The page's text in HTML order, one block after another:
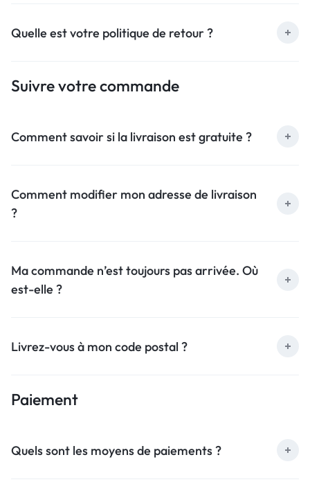
Quelle est votre politique de retour ?
Suivre votre commande
Comment savoir si la livraison est gratuite ?
Comment modifier mon adresse de livraison
?
Ma commande n’est toujours pas arrivée. Où
est-elle ?
Livrez-vous à mon code postal ?
Paiement
Quels sont les moyens de paiements ?